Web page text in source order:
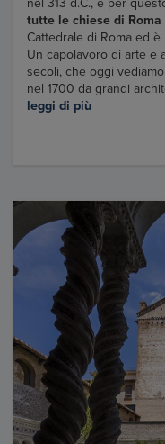
nel 313 d.C., e per
tutte le chiese di Roma
Cattedrale di Roma ed
Un capolavoro di arte e
secoli, che oggi
nel 1700 da grandi
leggi di più